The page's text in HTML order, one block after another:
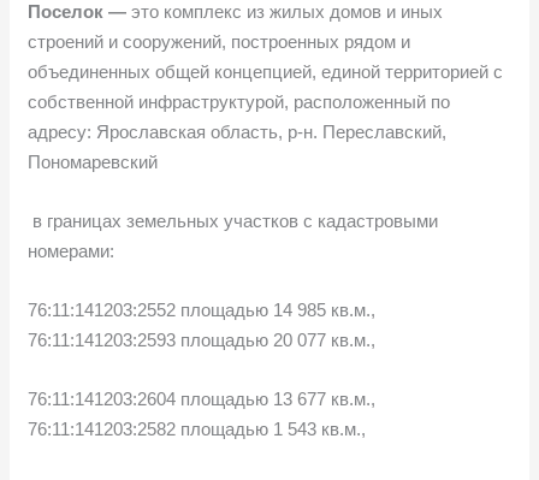
Поселок —это комплекс из жилых домов и иных
строений и сооружений, построенных рядом и
объединенных общей концепцией, единой территорией с
собственной инфраструктурой, расположенный по
адресу: Ярославская область, р-н. Переславский,
Пономаревский
в границах земельных участков с кадастровыми
номерами:
76:11:141203:2552 площадью 14 985 кв.м.,
76:11:141203:2593 площадью 20 077 кв.м.,
76:11:141203:2604 площадью 13 677 кв.м.,
76:11:141203:2582 площадью 1 543 кв.м.,